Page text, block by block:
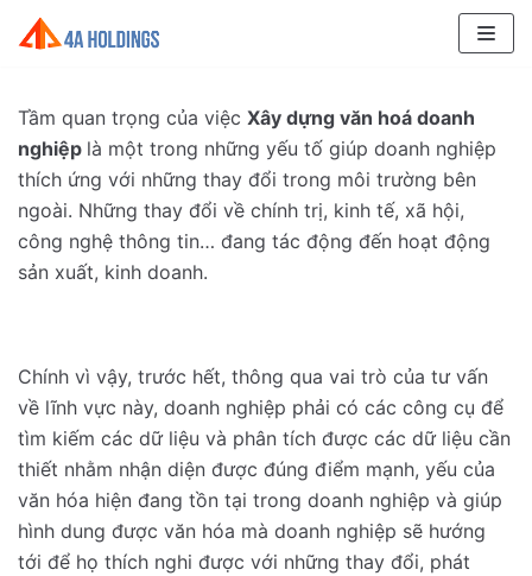
Chuyển
dung
Tầm quan trọng của việc Xây dựng văn hoá doanh
nghiệp là một trong những yếu tố giúp doanh nghiệp
thích ứng với những thay đổi trong môi trường bên
ngoài. Những thay đổi về chính trị, kinh tế, xã hội,
công nghệ thông tin… đang tác động đến hoạt động
sản xuất, kinh doanh.
Chính vì vậy, trước hết, thông qua vai trò của tư vấn
về lĩnh vực này, doanh nghiệp phải có các công cụ để
tìm kiếm các dữ liệu và phân tích được các dữ liệu cần
thiết nhằm nhận diện được đúng điểm mạnh, yếu của
văn hóa hiện đang tồn tại trong doanh nghiệp và giúp
hình dung được văn hóa mà doanh nghiệp sẽ hướng
tới để họ thích nghi được với những thay đổi, phát